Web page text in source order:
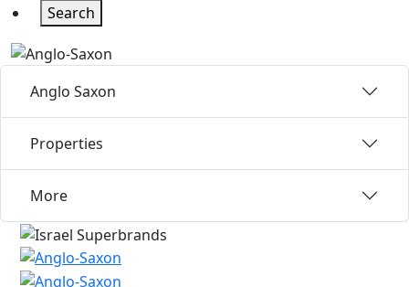
Search
Anglo Saxon
Properties
More